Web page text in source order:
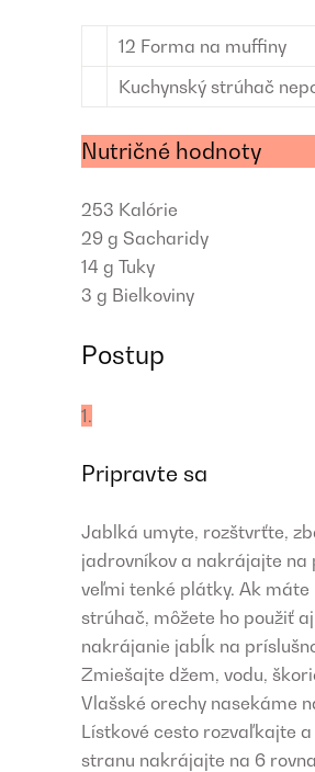
12 Forma na muffiny
Kuchynský strúhač
Nutričné hodnoty
253 Kalórie
29 g Sacharidy
14 g Tuky
3 g Bielkoviny
Postup
1.
Pripravte sa
Jablká umyte, rozštvrťte,
jadrovníkov a nakrájajte na
veľmi tenké plátky. Ak máte
strúhač, môžete ho použiť
nakrájanie jabĺk na
Zmiešajte džem, vodu,
Vlašské orechy nasekáme
Lístkové cesto rozvaľkajte
stranu nakrájajte na 6